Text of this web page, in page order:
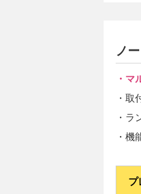
ノ
・マ
・取
・ラ
・ 機
プ